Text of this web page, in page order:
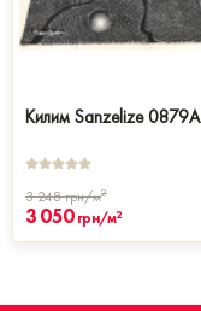
Килим Sanzelize 0879A
3 248грн/м2
3 050 грн/м2